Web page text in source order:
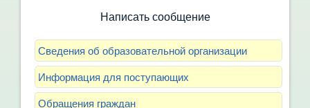
Написать сообщение
Сведения об образовательной организации
Информация для поступающих
Обращения граждан